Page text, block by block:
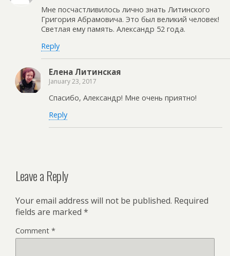
Мне посчастливилось лично знать Литинского
Григория Абрамовича. Это был великий человек!
Светлая ему память. Александр 52 года.
Reply
Елена Литинская
January 23, 2017
Спасибо, Александр! Мне очень приятно!
Reply
Leave a Reply
Your email address will not be published. Required
fields are marked *
Comment *